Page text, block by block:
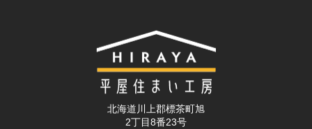
北海道川上郡標茶町旭
2丁目8番23号